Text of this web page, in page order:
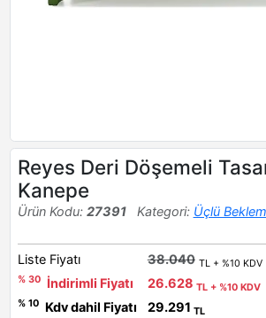
Reyes Deri Döşemeli
Kanepe
Ürün Kodu: 27391 Kategori: Üçlü
Liste Fiyatı 38.040 TL + %10 KDV
% 30
İndirimli Fiyatı 26.628 TL + %10 KDV
% 10
Kdv dahil Fiyatı 29.291 TL